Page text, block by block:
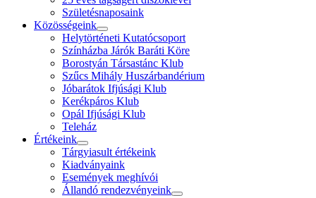
Születésnaposaink
Közösségeink
Helytörténeti Kutatócsoport
Színházba Járók Baráti Köre
Borostyán Társastánc Klub
Szűcs Mihály Huszárbandérium
Jóbarátok Ifjúsági Klub
Kerékpáros Klub
Opál Ifjúsági Klub
Teleház
Értékeink
Tárgyiasult értékeink
Kiadványaink
Események meghívói
Állandó rendezvényeink